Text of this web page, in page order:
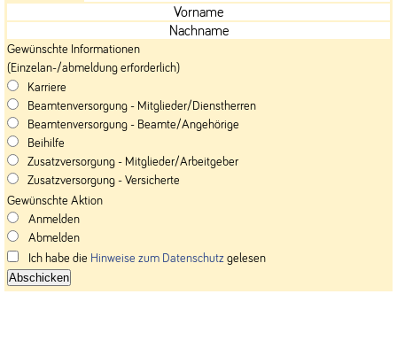
Gewünschte Informationen
(Einzelan-/abmeldung erforderlich)
Karriere
Beamtenversorgung - Mitglieder/Dienstherren
Beamtenversorgung - Beamte/Angehörige
Beihilfe
Zusatzversorgung - Mitglieder/Arbeitgeber
Zusatzversorgung - Versicherte
Gewünschte Aktion
Anmelden
Abmelden
Ich habe die Hinweise zum Datenschutz gelesen